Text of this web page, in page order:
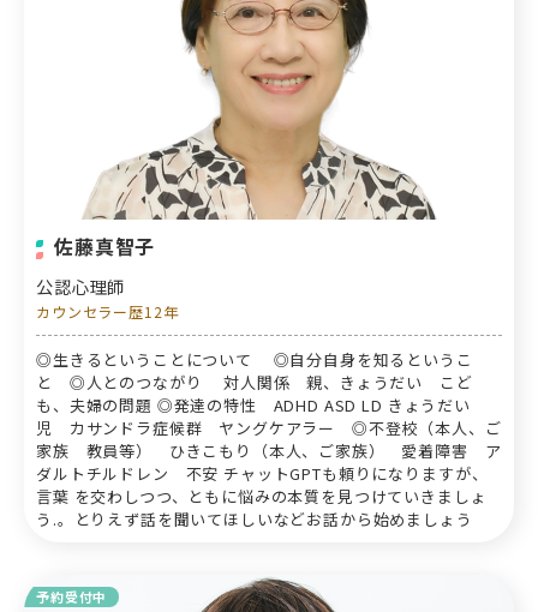
佐藤真智子
公認心理師
カウンセラー歴12年
◎生きるということについて ◎自分自身を知るというこ
と ◎人とのつながり 対人関係 親、きょうだい こど
も、夫婦の問題 ◎発達の特性 ADHD ASD LD きょうだい
児 カサンドラ症候群 ヤングケアラー ◎不登校（本人、ご
家族 教員等） ひきこもり（本人、ご家族） 愛着障害 ア
ダルトチルドレン 不安 チャットGPTも頼りになりますが、
言葉 を交わしつつ、ともに悩みの本質を見つけていきましょ
う.。とりえず話を聞いてほしいなどお話から始めましょう
予約受付中